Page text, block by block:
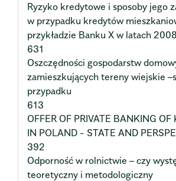
Ryzyko kredytowe i sposoby jego
w przypadku kredytów
przykładzie Banku X w latach
631
Oszczędności gospodarstw
zamieszkujących tereny wiejskie
przypadku
613
OFFER OF PRIVATE BANKING OF
IN POLAND - STATE AND
392
Odporność w rolnictwie – czy
teoretyczny i metodologiczny